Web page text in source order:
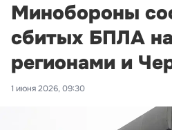
Минобороны
сбитых БПЛА
регионами и
1 июня 2026, 09:30